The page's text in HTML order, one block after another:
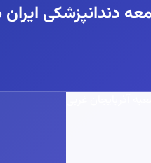
دندانپزشکی